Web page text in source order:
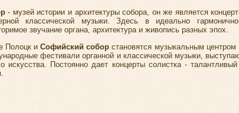
- музей истории и архитектуры собора, он же является
классической музыки. Здесь в идеально
звучание органа, архитектура и живопись разных эпох.
ПолоцкиСофийский собор становятся музыкальным центром
фестивали органной и классической музыки,
искусства. Постоянно дает концерты солистка - талантливый